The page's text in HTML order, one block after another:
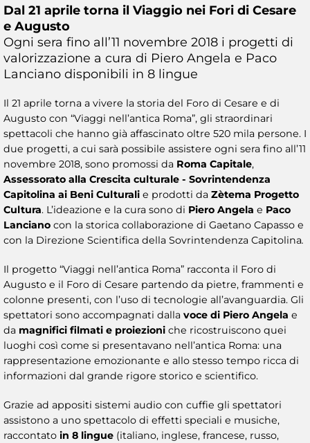
Dal 21 aprile torna il Viaggio nei Fori di Cesare
e Augusto
Ogni sera fino all’11 novembre 2018 i progetti di
valorizzazione a cura di Piero Angela e Paco
Lanciano disponibili in 8 lingue
Il 21 aprile torna a vivere la storia del Foro di Cesare e di
Augusto con “Viaggi nell’antica Roma”, gli straordinari
spettacoli che hanno già affascinato oltre 520 mila persone. I
due progetti, a cui sarà possibile assistere ogni sera fino all’11
novembre 2018, sono promossi da Roma Capitale,
Assessorato alla Crescita culturale - Sovrintendenza
Capitolina ai Beni Culturali e prodotti da Zètema Progetto
Cultura. L’ideazione e la cura sono di Piero Angela e Paco
Lanciano con la storica collaborazione di Gaetano Capasso e
con la Direzione Scientifica della Sovrintendenza Capitolina.
Il progetto “Viaggi nell’antica Roma” racconta il Foro di
Augusto e il Foro di Cesare partendo da pietre, frammenti e
colonne presenti, con l’uso di tecnologie all’avanguardia. Gli
spettatori sono accompagnati dalla voce di Piero Angela e
da magnifici filmati e proiezioni che ricostruiscono quei
luoghi così come si presentavano nell’antica Roma: una
rappresentazione emozionante e allo stesso tempo ricca di
informazioni dal grande rigore storico e scientifico.
Grazie ad appositi sistemi audio con cuffie gli spettatori
assistono a uno spettacolo di effetti speciali e musiche,
raccontato in 8 lingue (italiano, inglese, francese, russo,